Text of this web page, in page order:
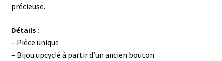
précieuse.
Détails :
– Pièce unique
– Bijou upcyclé à partir d’un ancien bouton